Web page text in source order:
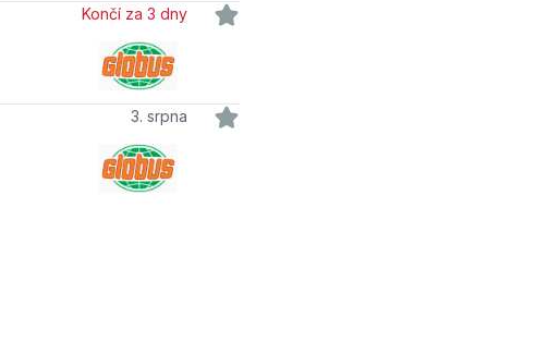
Končí za 3 dny
3. srpna